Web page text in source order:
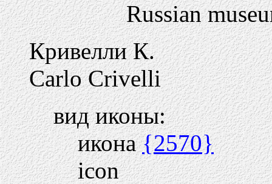
Russian
Кривелли К.
Carlo Crivelli
вид иконы:
икона{2570}
icon